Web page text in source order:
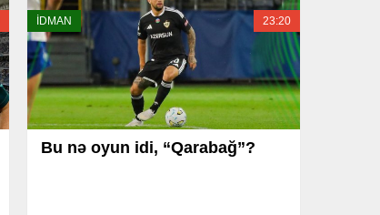
İDMAN 23:20
Bu nə oyun idi, “Qarabağ”?